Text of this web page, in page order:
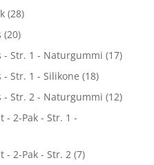
(28)
(20)
- Str. 1 - Naturgummi (17)
- Str. 1 - Silikone (18)
- Str. 2 - Naturgummi (12)
- 2-Pak - Str. 1 -
- 2-Pak - Str. 2 (7)